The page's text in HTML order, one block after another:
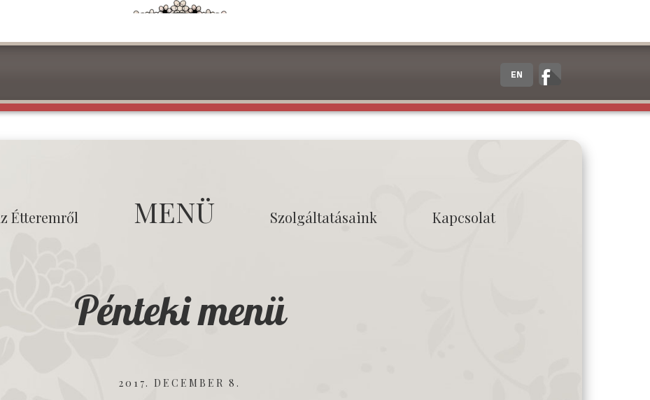
EN
Étteremről MENÜ Szolgáltatásaink Kapcsolat
Pénteki menü
2017. DECEMBER 8.